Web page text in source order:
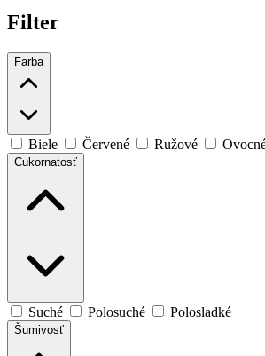
Filter
Farba
Biele Červené Ružové
Cukornatosť
Suché Polosuché Polosladké
Šumivosť